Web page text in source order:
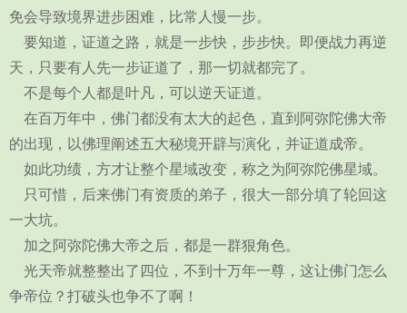
免会导致境界进步困难，比常人慢一步。
要知道，证道之路，就是一步快，步步快。即便战力再逆
天，只要有人先一步证道了，那一切就都完了。
不是每个人都是叶凡，可以逆天证道。
在百万年中，佛门都没有太大的起色，直到阿弥陀佛大帝
的出现，以佛理阐述五大秘境开辟与演化，并证道成帝。
如此功绩，方才让整个星域改变，称之为阿弥陀佛星域。
只可惜，后来佛门有资质的弟子，很大一部分填了轮回这
一大坑。
加之阿弥陀佛大帝之后，都是一群狠角色。
光天帝就整整出了四位，不到十万年一尊，这让佛门怎么
争帝位？打破头也争不了啊！